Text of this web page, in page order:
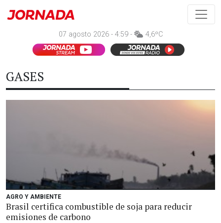
07 agosto 2026 - 4:59 - 4,6ºC
GASES
AGRO Y AMBIENTE
Brasil certifica combustible de soja para reducir
emisiones de carbono